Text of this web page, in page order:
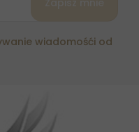
wiadomośći od